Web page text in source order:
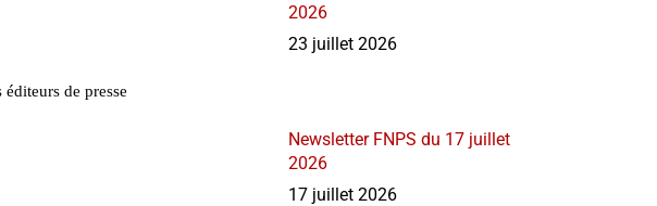
2026
23 juillet 2026
Newsletter FNPS du 17 juillet
2026
17 juillet 2026